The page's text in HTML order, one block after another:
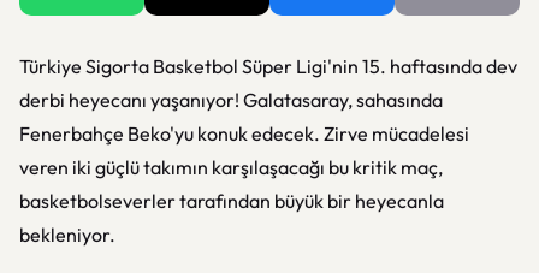
Türkiye Sigorta Basketbol Süper Ligi'nin 15. haftasında dev
derbi heyecanı yaşanıyor! Galatasaray, sahasında
Fenerbahçe Beko'yu konuk edecek. Zirve mücadelesi
veren iki güçlü takımın karşılaşacağı bu kritik maç,
basketbolseverler tarafından büyük bir heyecanla
bekleniyor.